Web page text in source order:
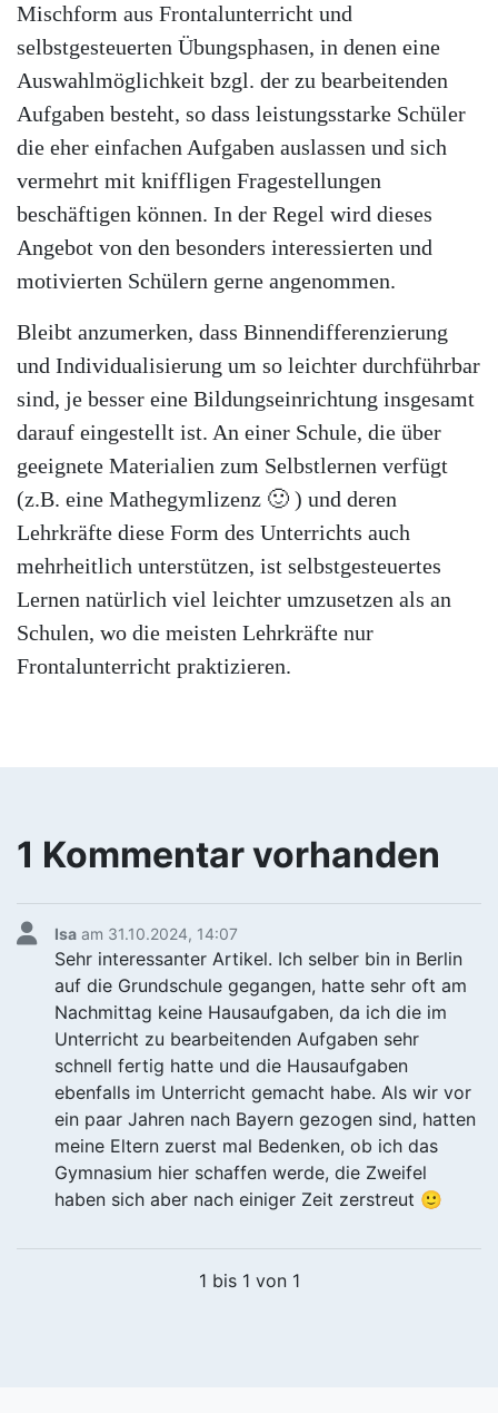
Mischform aus Frontalunterricht und
selbstgesteuerten Übungsphasen, in denen eine
Auswahlmöglichkeit bzgl. der zu bearbeitenden
Aufgaben besteht, so dass leistungsstarke Schüler
die eher einfachen Aufgaben auslassen und sich
vermehrt mit kniffligen Fragestellungen
beschäftigen können. In der Regel wird dieses
Angebot von den besonders interessierten und
motivierten Schülern gerne angenommen.
Bleibt anzumerken, dass Binnendifferenzierung
und Individualisierung um so leichter durchführbar
sind, je besser eine Bildungseinrichtung insgesamt
darauf eingestellt ist. An einer Schule, die über
geeignete Materialien zum Selbstlernen verfügt
(z.B. eine Mathegymlizenz 🙂 ) und deren
Lehrkräfte diese Form des Unterrichts auch
mehrheitlich unterstützen, ist selbstgesteuertes
Lernen natürlich viel leichter umzusetzen als an
Schulen, wo die meisten Lehrkräfte nur
Frontalunterricht praktizieren.
1 Kommentar vorhanden
Isa am 31.10.2024, 14:07
Sehr interessanter Artikel. Ich selber bin in Berlin
auf die Grundschule gegangen, hatte sehr oft am
Nachmittag keine Hausaufgaben, da ich die im
Unterricht zu bearbeitenden Aufgaben sehr
schnell fertig hatte und die Hausaufgaben
ebenfalls im Unterricht gemacht habe. Als wir vor
ein paar Jahren nach Bayern gezogen sind, hatten
meine Eltern zuerst mal Bedenken, ob ich das
Gymnasium hier schaffen werde, die Zweifel
haben sich aber nach einiger Zeit zerstreut 🙂
1 bis 1 von 1